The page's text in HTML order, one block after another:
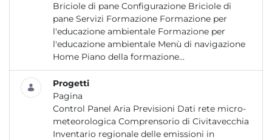
Briciole di pane Configurazione Briciole di
pane Servizi Formazione Formazione per
l'educazione ambientale Formazione per
l'educazione ambientale Menù di navigazione
Home Piano della formazione...
Progetti
Pagina
Control Panel Aria Previsioni Dati rete micro-
meteorologica Comprensorio di Civitavecchia
Inventario regionale delle emissioni in